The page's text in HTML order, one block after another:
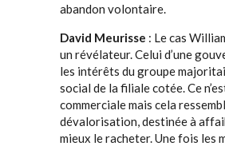
abandon volontaire.
David Meurisse : Le cas
un révélateur. Celui d’une
les intérêts du groupe
social de la filiale cotée. Ce
commerciale mais cela
dévalorisation, destinée à
mieux le racheter. Une fois les